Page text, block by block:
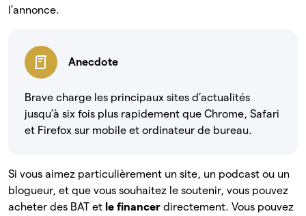
l’annonce.
Anecdote
Brave charge les principaux sites d’actualités
jusqu’à six fois plus rapidement que Chrome, Safari
et Firefox sur mobile et ordinateur de bureau.
Si vous aimez particulièrement un site, un podcast ou un
blogueur, et que vous souhaitez le soutenir, vous pouvez
acheter des BAT et le financer directement. Vous pouvez